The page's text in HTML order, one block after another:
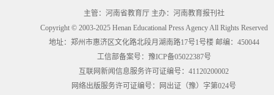
主管：河南省教育厅 主办：河南教育报刊社
Copyright © 2003-2025 Henan Educational Press Agency All Rights Reserved
地址：郑州市惠济区文化路北段月湖南路17号1号楼 邮编：450044
工信部备案号： 豫ICP备05022387号
互联网新闻信息服务许可证编号：41120200002
网络出版服务许可证编号：网出证（豫）字第024号